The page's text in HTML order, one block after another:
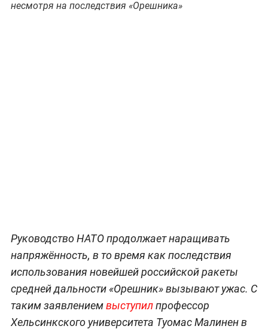
несмотря на последствия «Орешника»
Руководство НАТО продолжает наращивать
напряжённость, в то время как последствия
использования новейшей российской ракеты
средней дальности «Орешник» вызывают ужас. С
таким заявлениемвыступилпрофессор
Хельсинкского университета Туомас Малинен в